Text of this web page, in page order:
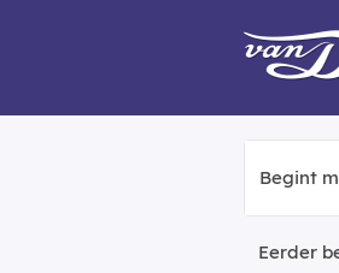
Begint
Eerder